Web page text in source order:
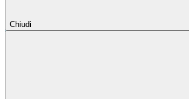
Chiudi